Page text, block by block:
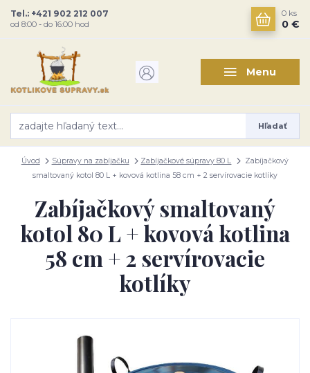
Menu
Hľadať
Tel.: +421 902 212 007
od 8:00 - do 16:00 hod
0 ks
0 €
Úvod Súpravy na zabíjačku Zabíjačkové súpravy 80 L
Zabíjačkový
smaltovaný kotol 80 L + kovová kotlina 58 cm + 2 servírovacie kotlíky
Zabíjačkový smaltovaný
kotol 80 L + kovová kotlina
58 cm + 2 servírovacie
kotlíky